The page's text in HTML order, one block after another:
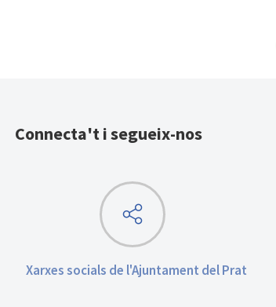
Connecta't i segueix-nos
Xarxes socials de l'Ajuntament del Prat